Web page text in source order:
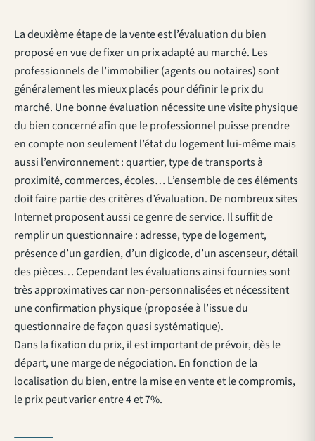
La deuxième étape de la vente est l’évaluation du bien
proposé en vue de fixer un prix adapté au marché. Les
professionnels de l’immobilier (agents ou notaires) sont
généralement les mieux placés pour définir le prix du
marché. Une bonne évaluation nécessite une visite physique
du bien concerné afin que le professionnel puisse prendre
en compte non seulement l’état du logement lui-même mais
aussi l’environnement : quartier, type de transports à
proximité, commerces, écoles… L’ensemble de ces éléments
doit faire partie des critères d’évaluation. De nombreux sites
Internet proposent aussi ce genre de service. Il suffit de
remplir un questionnaire : adresse, type de logement,
présence d’un gardien, d’un digicode, d’un ascenseur, détail
des pièces… Cependant les évaluations ainsi fournies sont
très approximatives car non-personnalisées et nécessitent
une confirmation physique (proposée à l’issue du
questionnaire de façon quasi systématique).
Dans la fixation du prix, il est important de prévoir, dès le
départ, une marge de négociation. En fonction de la
localisation du bien, entre la mise en vente et le compromis,
le prix peut varier entre 4 et 7%.